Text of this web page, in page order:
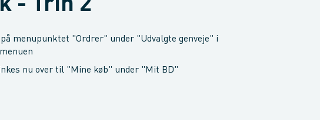
- Trin 2
menupunktet "Ordrer" under "Udvalgte genveje" i
nu over til "Mine køb" under "Mit BD"